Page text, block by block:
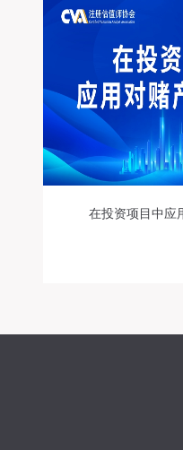
在投资项目中应